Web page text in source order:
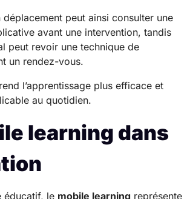
déplacement peut ainsi consulter une
avant une intervention, tandis
peut revoir une technique de
un rendez-vous.
l’apprentissage plus efficace et
au quotidien.
learning dans
éducatif, le mobile learning représente